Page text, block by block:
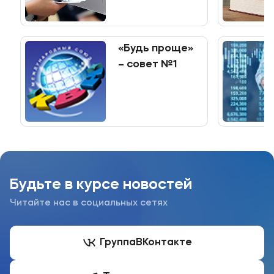
профессионального
образования
«Будь проще»
– совет №1
Будьте в курсе новостей
Читайте нас в социальных сетях
Группа ВКонтакте